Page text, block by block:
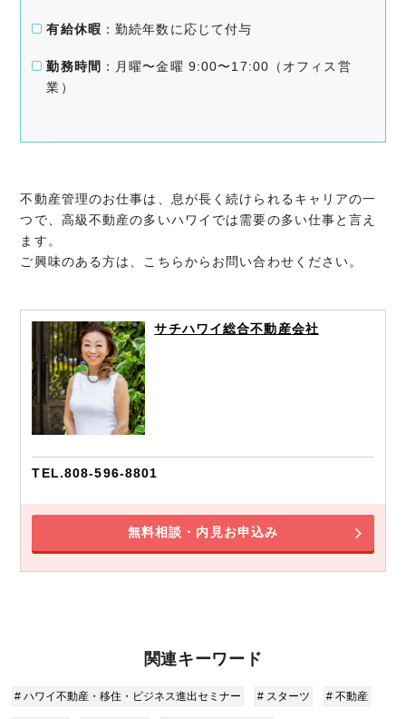
有給休暇 ：勤続年数に応じて付与
勤務時間 ：月曜〜金曜 9:00〜17:00（オフィス営
業）
不動産管理のお仕事は、息が長く続けられるキャリアの一
つで、高級不動産の多いハワイでは需要の多い仕事と言え
ます。
ご興味のある方は、こちらからお問い合わせください。
サチハワイ総合不動産会社
TEL.808-596-8801
無料相談・内見お申込み
関連キーワード
# ハワイ不動産・移住・ビジネス進出セミナー # スターツ # 不動産